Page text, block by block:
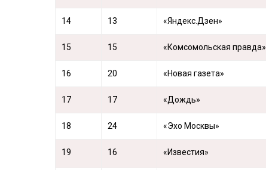
14 13 «Яндекс.Дзен»
15 15 «Комсомольская правда»
16 20 «Новая газета»
17 17 «Дождь»
18 24 «Эхо Москвы»
19 16 «Известия»